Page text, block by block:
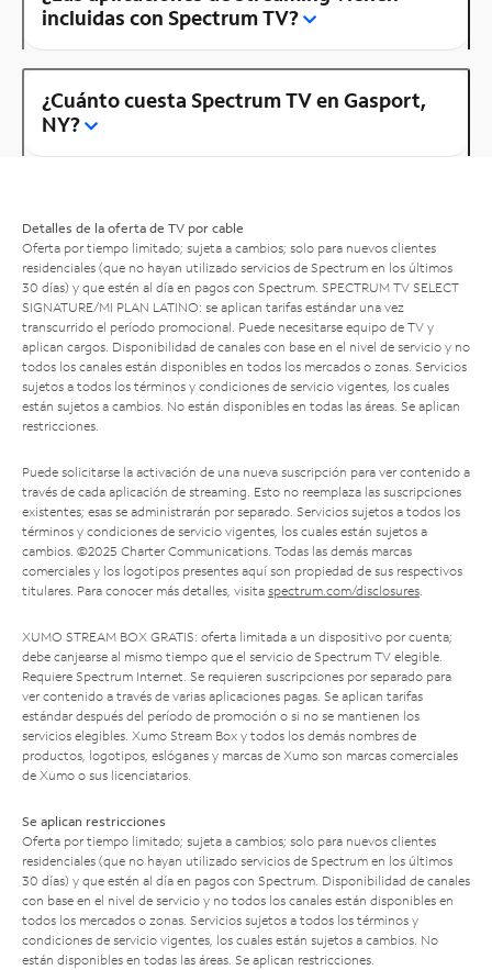
incluidas con Spectrum TV?
¿Cuánto cuesta Spectrum TV en Gasport,
NY?
Detalles de la oferta de TV por cable
Oferta por tiempo limitado; sujeta a cambios; solo para nuevos clientes
residenciales (que no hayan utilizado servicios de Spectrum en los últimos
30 días) y que estén al día en pagos con Spectrum. SPECTRUM TV SELECT
SIGNATURE/MI PLAN LATINO: se aplican tarifas estándar una vez
transcurrido el período promocional. Puede necesitarse equipo de TV y
aplican cargos. Disponibilidad de canales con base en el nivel de servicio y no
todos los canales están disponibles en todos los mercados o zonas. Servicios
sujetos a todos los términos y condiciones de servicio vigentes, los cuales
están sujetos a cambios. No están disponibles en todas las áreas. Se aplican
restricciones.
Puede solicitarse la activación de una nueva suscripción para ver contenido a
través de cada aplicación de streaming. Esto no reemplaza las suscripciones
existentes; esas se administrarán por separado. Servicios sujetos a todos los
términos y condiciones de servicio vigentes, los cuales están sujetos a
cambios. ©2025 Charter Communications. Todas las demás marcas
comerciales y los logotipos presentes aquí son propiedad de sus respectivos
titulares. Para conocer más detalles, visita spectrum.com/disclosures.
XUMO STREAM BOX GRATIS: oferta limitada a un dispositivo por cuenta;
debe canjearse al mismo tiempo que el servicio de Spectrum TV elegible.
Requiere Spectrum Internet. Se requieren suscripciones por separado para
ver contenido a través de varias aplicaciones pagas. Se aplican tarifas
estándar después del período de promoción o si no se mantienen los
servicios elegibles. Xumo Stream Box y todos los demás nombres de
productos, logotipos, eslóganes y marcas de Xumo son marcas comerciales
de Xumo o sus licenciatarios.
Se aplican restricciones
Oferta por tiempo limitado; sujeta a cambios; solo para nuevos clientes
residenciales (que no hayan utilizado servicios de Spectrum en los últimos
30 días) y que estén al día en pagos con Spectrum. Disponibilidad de canales
con base en el nivel de servicio y no todos los canales están disponibles en
todos los mercados o zonas. Servicios sujetos a todos los términos y
condiciones de servicio vigentes, los cuales están sujetos a cambios. No
están disponibles en todas las áreas. Se aplican restricciones.